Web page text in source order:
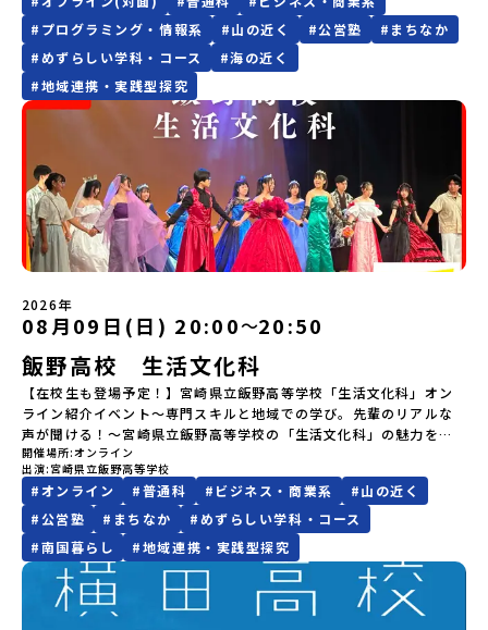
全国約200の高校と連携しながら、中学卒業後に地域の枠を越えて生
徒一人ひとりの夢や価値観に合った地域・学校で1〜3年間過ごすこ
とができるシステム「地域みらい留学」をはじめとした、教育事業
や地域活性モデルをつくり続けています。名 称：一般財団法人地
域・教育魅力化プラットフォーム設 立：2017年3月代表者：岩本
悠所在地：〒690-0842 島根県松江市東本町二丁目25-6 みらい
BASE2階 その他所在地公式HP：http://c-platform.or.jp/お問い
合わせ先担当：小川・小原E-mail：info@miratabi.jp「おためし
地域留学体験」のプログラム開催情報を公式LINEにて配信中！ぜひ
ご登録ください♪地域みらい留学公式LINE
絡日：お支払いいただく旅行代金】・21日目にあたる日以前：無
料・20日目-8日目：20％・7日目-2日目：30％・プログラム開始日
の前日：40％・プログラム開始日当日：50％・ご連絡無しでの不参
加またはプログラム開始後の解除：100％・催行中止について天候な
どの状況等によって開催を見合わせる可能性があります。その場合
は原則、開催日1週間前までにご連絡いたします。又、最少催行人数
に達しなかった場合は、開催日3週間前までに催行中止の旨をメール
にてご連絡いたします。・よくあるご質問その他、よくあるご質問
についてはこちらをご確認ください。運営団体について＜プログラ
ム主催：一般財団法人地域・教育魅力化プラットフォーム＞「意志
ある若者にあふれる持続可能な地域・社会をつくる」というビジョ
ンを掲げ、2017年3月に島根県に設立した教育事業団体です。日本
全国約200の高校と連携しながら、中学卒業後に地域の枠を越えて生
とができるシステム「地域みらい留学」をはじめとした、教育事業
や地域活性モデルをつくり続けています。名 称：一般財団法人地
域・教育魅力化プラットフォーム設 立：2017年3月代表者：岩本
悠所在地：〒690-0842 島根県松江市東本町二丁目25-6 みらい
BASE2階公式HP：http://c-platform.or.jp/お問い合わせ先担
当：小川・小原E-mail：info@miratabi.jp「おためし地域留学体
験」のプログラム開催情報を公式LINEにて配信中！ぜひご登録くだ
さい♪地域みらい留学公式LINE
オンライン説明会（アーカイブ動画を公開中！）〜まずは「おため
し地域留学」を知りたい方へ〜日本全国20以上の地域から選んで参
加できる「おためし地域留学」の全体像や魅力について、説明会を
開催しました。中学生一人での参加にあたり、保護者様が特に気に
なる「安全面」や「事務局のサポート体制」についても詳しく解説
しています。ぜひ、ご自宅からお気軽にご視聴ください。🎬 [アーカ
イブ動画を視聴する]YouTube：
https://youtu.be/Yt8nd04aNgA?si=e5erbspvwz5O8_uF
【STEP 2】プログラム説明会〜「八幡平市」の内容をもっと知りし
たい方へ〜全体説明を聞いたうえで、「プログラムで何をする
の？」「どんなまちなの？」という疑問にお答えする詳細配信で
す。2泊3日のプログラムの中身をお伝えします。日時：6月10日(水)
19：00〜20：00内容：どんなところ？プログラム詳細解説、質疑
応答紹介地域：鹿児島県出水市・出水工業高校/北海道標津町/岩手
県八幡平市/愛媛県鬼北町＊4つの地域のプログラムを1時間でぎゅっ
とお届けします。お申し込み：https://c-
mirai.jp/events/064069お気軽にどうぞ！「はじめての一人旅だ
けど大丈夫？」「どんな体験ができるの？」そんな保護者様の不安
や、中学生のみなさんの素朴な疑問にスタッフが直接お答えしま
す。チャットでの質問も可能ですので、ぜひご自宅からリラックス
してご参加ください。▼お申し込み前に必ずご確認ください・参加
規約への同意プログラムへの参加申し込みいただく前に、「お申し
込みに関する各規約」への同意が必須となります。ご確認くださ
い。・抽選による参加者決定についてお申込みいただいた方の中か
ら抽選の上、締め切り日から1週間を目途に、お申し込み時に記入い
ただいたメールアドレス宛に「当選／落選メール」をお送りいたし
ます。当選者は、メールに記載された「当選確認フォーム」に３日
以内に回答いただき、確認フォームの提出をもって参加確定とさせ
ていただきます。当選確認フォームの期日までにご回答いただけな
い場合は、当選を取り消しとさせていただきます。当選取り消しが
園で高校生とあそぶ！かたる！」 -高校生との交流「みんなで
BBQ・花火大会」 -さらにまちの人たちと交流＜3日目＞（AM）
「3日間の振り返りワーク」 -みんなで振り返り対話（PM） 13：
00 解散 (中標津空港 13：30頃到着)※14：50 中標津空港発 (羽田
空港16：45着)便を利用する想定※天候の状況や参加人数によってプ
ログラムを変更する場合がございます。参加概要【開催場所】北海
道標津町【実施日程】8月4日（火）〜 8月6日（木）※参加が確定し
た方には7月10日(金) 18：30～20：00に「参加者向け事前オンラ
イン研修」をご案内する予定です。必ず参加をお願いします。【集合
場所・時間】中標津空港 8月4日(火) 14：30 集合【解散場所・時
間】中標津空港 8月6日(木) 13：30 解散【対象】中学2年生、中学3
年生【宿泊先】民宿 船長の家※1室に複数(同性2～4名程度)で宿泊
いただく予定です。【旅行代金】無料※旅行代金に含まれる費用の
ム内のアクティビティ・体験費用・一部の食事代*以下の費用は参加
者のご負担となります・集合場所までの往復交通費・お土産代や自
由時間の個人飲食費などの個人的費用【募集人数】最大10名（お申
し込み多数の場合は抽選の上決定）【参加者決定】お申し込み多数
の場合は、締め切り後1週間を目途に当落結果をご連絡いたします。
【申し込み受付期間】6月8日(月)12：00 から 6月22日(月) 12：00
まで疑問も不安もワクワクに変える！「おためし地域留学」ステッ
プアップ説明会プログラムの内容を詳しく知りたい方や、お申し込
みを迷われている方向けにZoomでのオンライン配信を行います。
知りたい情報のレベルに合わせて、以下の2つのステップをご活用く
ださい。【STEP 1】全体オンライン説明会（アーカイブ動画を公開
中！）〜まずは「おためし地域留学」を知りたい方へ〜日本全国20
以上の地域から選んで参加できる「おためし地域留学」の全体像や
魅力について、説明会を開催しました。中学生一人での参加にあた
り、保護者様が特に気になる「安全面」や「事務局のサポート体
制」についても詳しく解説しています。ぜひ、ご自宅からお気軽に
正直に言えば、ここは至れり尽くせりの環境ではありません。学校
のなかでも、学びのフィールドとなる南三陸町でも、日々試行錯誤
が続いています。それでも、私たちは知っています。この「ままなら
なさ」と向き合った時間が、人をいちばん強くすることを。 ここで
はあなたを、一人の新たな町民として迎えます。 お客様ではなく、
この町の未来を一緒につくり、魅力的にしていく仲間として、君を
待っています。▼週末体験入学でお伝えすること(昨年度の例)・留学
生活の拠点となる南三陸高校で授業体験・留学生の先輩たちととも
に旭桜寮を見学 ＆ 質問・交流の時間・学びのフィールドとなる南三
陸を体験・交流会本説明会は学校、町役場、コーディネーターとと
もに、留学生と地元生が説明役を務めてくれます。⚪︎これまでの先輩
方はこんなお話をしてくれました。・進路で悩んだポイント、南三
陸に決めた理由・南三陸高校に来てみて気づいたこと、変化したこ
と・地元の普通が、外から見たら特別だった話・飛び込む留学生、
迎え入れる地元生・南三陸での高校生活、実際どう？・どんな人に
おすすめ？-----はじめから強い想い、覚悟を持っていなくても、大
丈夫です。 何かやってみたい。学んでみたい。挑戦したい。素直で
小さく感じる想いでも、その一歩を、私たちは全力で応援します。
○募集期間 7月28日（火）まで 原則先着ですが、定数を超えるご
応募の場合は、3年生を優先させていただく場合がございます。※本
イベントは全国募集による留学生向けです。宮城県内の中学校に在
籍する方、また、宮城県内に在住する方は申し訳ございませんが参
加できませんのでご了承ください。なお、宮城県内から本校を受験
したい場合は南三陸高校にご連絡ください。℡０２２６－４６－３
６４３
# プログラミング・情報系 #山の近く #公営塾 # まちなか
#めずらしい学科・コース #海の近く
#地域連携・実践型探究
2026年
08月09日(日) 20:00〜20:50
飯野高校 生活文化科
【在校生も登場予定！】宮崎県立飯野高等学校「生活文化科」オン
ライン紹介イベント～専門スキルと地域での学び。先輩のリアルな
声が聞ける！～宮崎県立飯野高等学校の「生活文化科」の魅力をた
っぷりお伝えするオンラインイベントを開催します！地域社会と深
く関わりながら、食・被服・保育・福祉などの専門的なスキルを身
につけ、夢をカタチにしていく生活文化科。今回のイベントには、
実際に生活文化科で学んでいる在籍生徒も参加予定！授業や地域密
着活動の面白さはもちろん、学校生活のリアルな雰囲気や「なぜ飯
野高校の生活文化科を選んだのか」など、先輩たちの生の声をお届
けします。チャットで気軽に質問できる時間もご用意しています！
💡 こんな方におすすめ！服飾・調理・保育・福祉や、地域とつなが
る実践的な学びに興味がある中学生「自分の『好き』や『得意』を
開催場所 オンライン
出演 宮崎県立飯野高等学校
#オンライン #普通科 # ビジネス・商業系 #山の近く
#公営塾 # まちなか #めずらしい学科・コース
#南国暮らし #地域連携・実践型探究